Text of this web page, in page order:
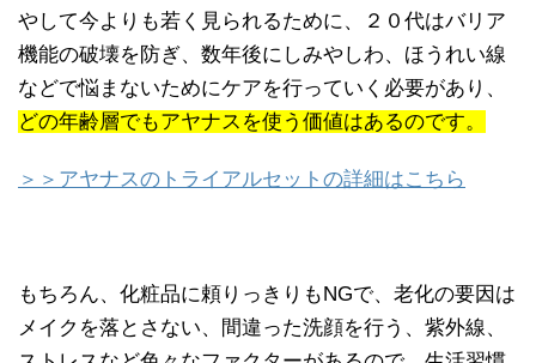
やして今よりも若く見られるために、２０代はバリア
機能の破壊を防ぎ、数年後にしみやしわ、ほうれい線
などで悩まないためにケアを行っていく必要があり、
どの年齢層でもアヤナスを使う価値はあるのです。
＞＞アヤナスのトライアルセットの詳細はこちら
もちろん、化粧品に頼りっきりもNGで、老化の要因は
メイクを落とさない、間違った洗顔を行う、紫外線、